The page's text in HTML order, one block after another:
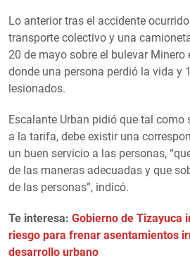
Lo anterior tras el accidente
transporte colectivo y una
20 de mayo sobre el bulevar
donde una persona perdió la vida y
lesionados.
Escalante Urban pidió que tal como
a la tarifa, debe existir una
un buen servicio a las personas,
de las maneras adecuadas y que
de las personas”, indicó.
Te interesa: Gobierno de Tizayuca
riesgo para frenar asentamientos
desarrollo urbano